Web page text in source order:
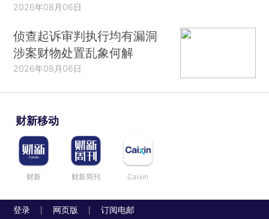
2026年08月06日
侦查起诉审判执行均有漏洞
涉案财物处置乱象何解
2026年08月06日
财新移动
财新 财新周刊 Caixin
登录 网页版 订阅电邮